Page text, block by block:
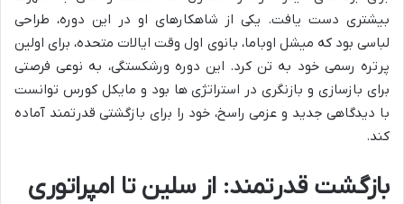
بیشتری دست یافت. یکی از شاهکارهای او در این دوره، طراحی
لباسی بود که میشل اوباما، بانوی اول وقت ایالات متحده، برای اولین
پرتره رسمی خود به تن کرد. این دوره ورشکستگی، به نوعی فرصتی
برای بازسازی و بازنگری در استراتژی ها بود و مایکل کورس توانست
با دیدگاهی جدید و عزمی راسخ، خود را برای بازگشتی قدرتمند آماده
کند.
بازگشت قدرتمند: از سلین تا امپراتوری